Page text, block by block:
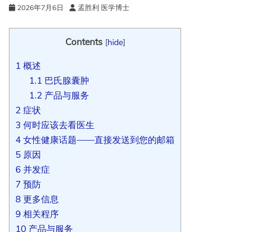
2026年7月6日 孟胜利 医学博士
Contents [hide]
1 概述
1.1 巴氏腺囊肿
1.2产品与服务
2 症状
3 何时应该去看医生
4 女性健康话题——直接发送到您的邮箱
5 原因
6 并发症
7 预防
8 更多信息
9 相关程序
10 产品与服务